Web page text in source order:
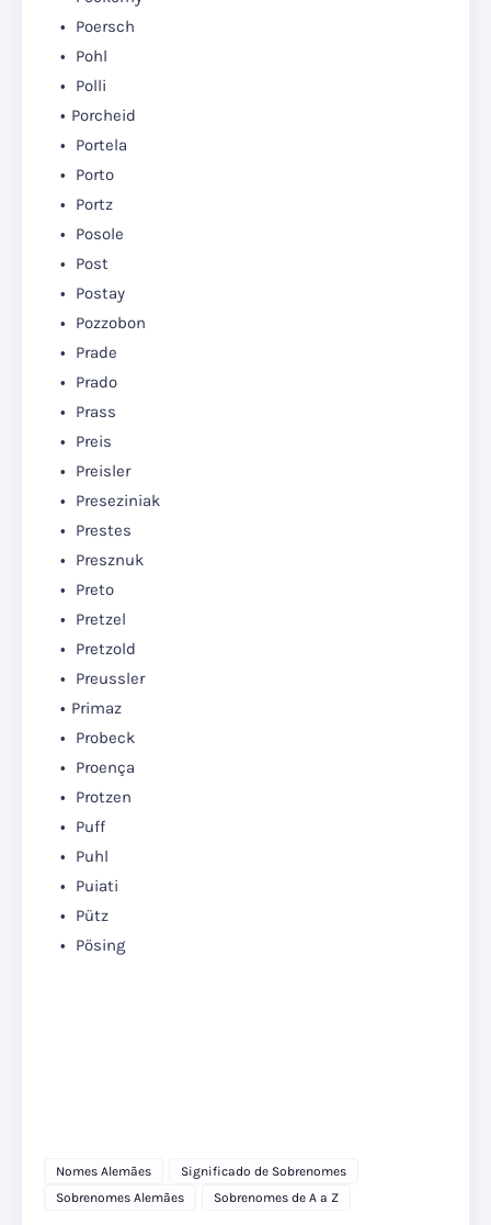
Poersch
Pohl
Polli
Porcheid
Portela
Porto
Portz
Posole
Post
Postay
Pozzobon
Prade
Prado
Prass
Preis
Preisler
Preseziniak
Prestes
Presznuk
Preto
Pretzel
Pretzold
Preussler
Primaz
Probeck
Proença
Protzen
Puff
Puhl
Puiati
Pütz
Pösing
Nomes Alemães
Significado de Sobrenomes
Sobrenomes Alemães
Sobrenomes de A a Z